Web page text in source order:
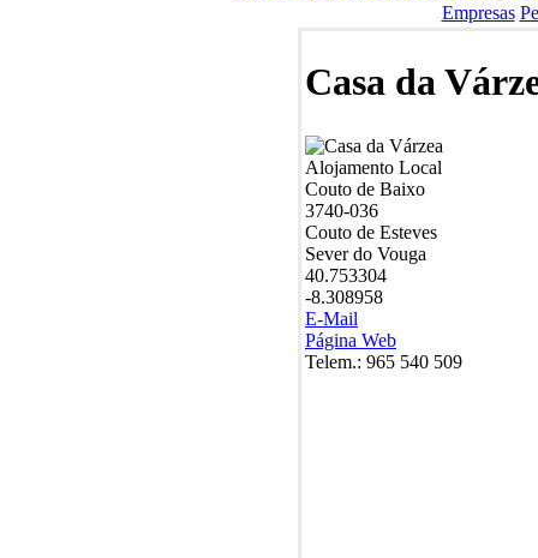
Empresas
Casa da
Alojamento Local
Couto de Baixo
3740-036
Couto de Esteves
Sever do Vouga
40.753304
-8.308958
E-Mail
Página Web
Telem.: 965 540 509